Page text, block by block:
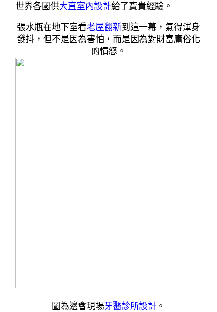
世界各國供大直室內設計給了寶貴經驗。
張水瓶在地下室看老屋翻新到這一幕，氣得渾身
發抖，但不是因為害怕，而是因為對財富庸俗化
的憤怒。
圖為邊會現場牙醫診所設計 。